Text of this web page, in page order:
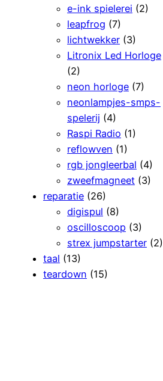
e-ink spielerei (2)
leapfrog (7)
lichtwekker (3)
Litronix Led Horloge
(2)
neon horloge (7)
neonlampjes-smps-
spelerij (4)
Raspi Radio (1)
reflowven (1)
rgb jongleerbal (4)
zweefmagneet (3)
reparatie (26)
digispul (8)
oscilloscoop (3)
strex jumpstarter (2)
taal (13)
teardown (15)